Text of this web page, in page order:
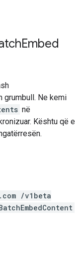
Embed
grumbull. Ne kemi
në
Kështu që e
/v1beta